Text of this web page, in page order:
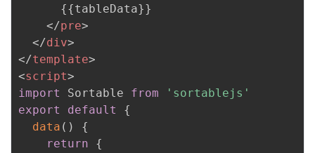
验
收
藏
      {{tableData}}
</pre>
</div>
</template>
<script>
import
Sortable from
'sortablejs'
export
default
{
data ( )
{
return
{